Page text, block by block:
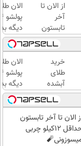
از الان تا
آخر
تابستون
حداقل
12کیلو
چربی
میسوزونی
🧨
الان
دیگه
طلا با
بی‌بهره
خرید
طلای
آبشده
حتی با
۱۰۰هزارتومان
الان
دیگه
طلا با
بی‌بهرهالان تا آخر تابستون
حداقل 12کیلو چربی